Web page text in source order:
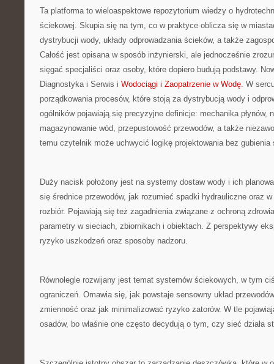
Ta platforma to wieloaspektowe repozytorium wiedzy o
ściekowej. Skupia się na tym, co w praktyce oblicza się w
dystrybucji wody, układy odprowadzania ścieków, a także
Całość jest opisana w sposób inżynierski, ale jednocześnie
sięgać specjaliści oraz osoby, które dopiero budują podstawy.
Diagnostyka i Serwis i Wodociągi i Zaopatrzenie w Wodę. W
porządkowania procesów, które stoją za dystrybucją wody i
ogólników pojawiają się precyzyjne definicje: mechanika płynów,
magazynowanie wód, przepustowość przewodów, a także
temu czytelnik może uchwycić logikę projektowania bez gubienia
Duży nacisk położony jest na systemy dostaw wody i ich
się średnice przewodów, jak rozumieć spadki hydrauliczne oraz
rozbiór. Pojawiają się też zagadnienia związane z ochroną
parametry w sieciach, zbiornikach i obiektach. Z perspektywy
ryzyko uszkodzeń oraz sposoby nadzoru.
Równolegle rozwijany jest temat systemów ściekowych, w tym
ograniczeń. Omawia się, jak powstaje sensowny układ
zmienność oraz jak minimalizować ryzyko zatorów. W tle
osadów, bo właśnie one często decydują o tym, czy sieć działa